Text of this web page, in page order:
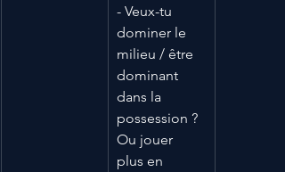
- Veux-tu
dominer le
milieu / être
dominant
dans la
possession ?
Ou jouer
plus en